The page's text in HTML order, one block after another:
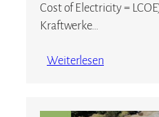
Cost of Electricity =
Kraftwerke…
Weiterlesen